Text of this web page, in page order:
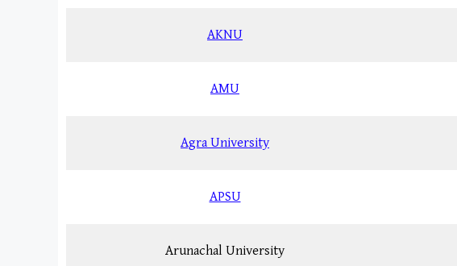
AKNU
AMU
Agra University
APSU
Arunachal University